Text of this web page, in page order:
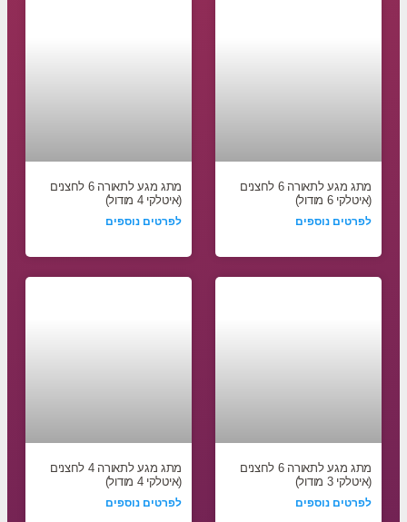
מתג מגע לתאורה 6 לחצנים
(איטלקי 6 מודול)
לפרטים נוספים
מתג מגע לתאורה 6 לחצנים
(איטלקי 4 מודול)
לפרטים נוספים
מתג מגע לתאורה 6 לחצנים
(איטלקי 3 מודול)
לפרטים נוספים
מתג מגע לתאורה 4 לחצנים
(איטלקי 4 מודול)
לפרטים נוספים